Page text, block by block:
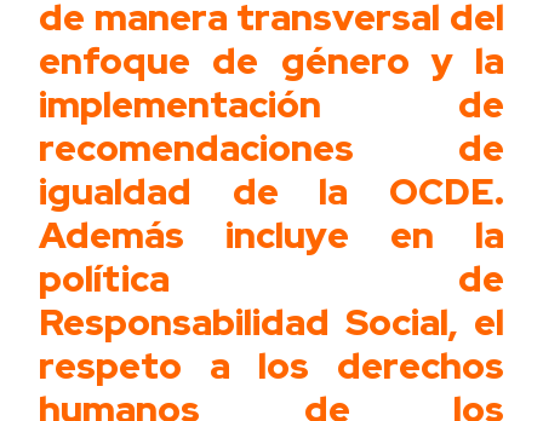
de manera transversal del
enfoque de género y la
implementación de
recomendaciones de
igualdad de la OCDE.
Además incluye en la
política de
Responsabilidad Social, el
respeto a los derechos
humanos de los